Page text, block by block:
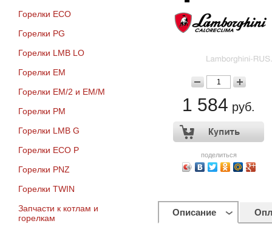
Горелки ECO
Горелки PG
Горелки LMB LO
Горелки EM
Горелки EM/2 и EM/M
Горелки PM
Горелки LMB G
Горелки ECO P
Горелки PNZ
Горелки TWIN
Запчасти к котлам и
горелкам
1 584 руб.
поделиться
Описание